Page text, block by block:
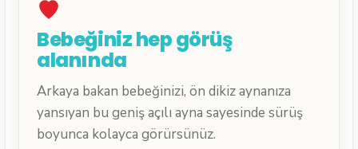
Bebeğiniz hep görüş
alanında
Arkaya bakan bebeğinizi, ön dikiz aynanıza
yansıyan bu geniş açılı ayna sayesinde sürüş
boyunca kolayca görürsünüz.